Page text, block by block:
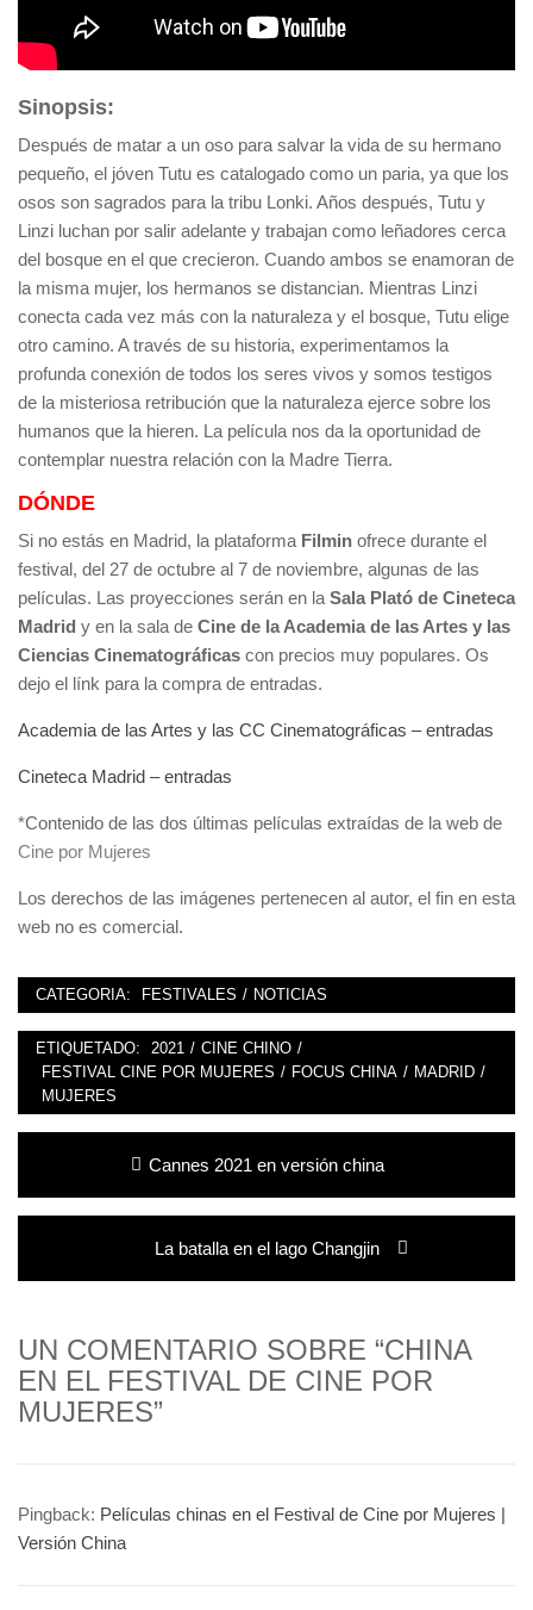
Sinopsis:
Después de matar a un oso para salvar la vida de su hermano
pequeño, el jóven Tutu es catalogado como un paria, ya que los
osos son sagrados para la tribu Lonki. Años después, Tutu y
Linzi luchan por salir adelante y trabajan como leñadores cerca
del bosque en el que crecieron. Cuando ambos se enamoran de
la misma mujer, los hermanos se distancian. Mientras Linzi
conecta cada vez más con la naturaleza y el bosque, Tutu elige
otro camino. A través de su historia, experimentamos la
profunda conexión de todos los seres vivos y somos testigos
de la misteriosa retribución que la naturaleza ejerce sobre los
humanos que la hieren. La película nos da la oportunidad de
contemplar nuestra relación con la Madre Tierra.
DÓNDE
Si no estás en Madrid, la plataforma Filmin ofrece durante el
festival, del 27 de octubre al 7 de noviembre, algunas de las
películas. Las proyecciones serán en la Sala Plató de Cineteca
Madrid y en la sala de Cine de la Academia de las Artes y las
Ciencias Cinematográficas con precios muy populares. Os
dejo el línk para la compra de entradas.
Academia de las Artes y las CC Cinematográficas – entradas
Cineteca Madrid – entradas
*Contenido de las dos últimas películas extraídas de la web de
Cine por Mujeres
Los derechos de las imágenes pertenecen al autor, el fin en esta
web no es comercial.
CATEGORIA: FESTIVALES / NOTICIAS
ETIQUETADO: 2021 / CINE CHINO /
FESTIVAL CINE POR MUJERES / FOCUS CHINA / MADRID /
MUJERES
Navegación
de
entradas
Entrada
Cannes 2021 en versión china
Entrada
La batalla en el lago Changjin
UN COMENTARIO SOBRE “CHINA
EN EL FESTIVAL DE CINE POR
MUJERES”
Pingback: Películas chinas en el Festival de Cine por Mujeres |
Versión China